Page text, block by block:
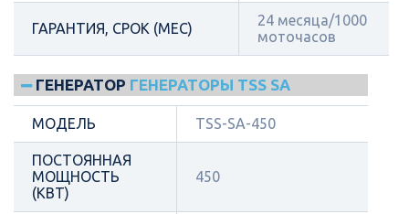
ГАРАНТИЯ, СРОК (МЕС)
24 месяца/1000
моточасов
ГЕНЕРАТОР ГЕНЕРАТОРЫ TSS SA
МОДЕЛЬ TSS-SA-450
ПОСТОЯННАЯ
МОЩНОСТЬ
(КВТ)
450